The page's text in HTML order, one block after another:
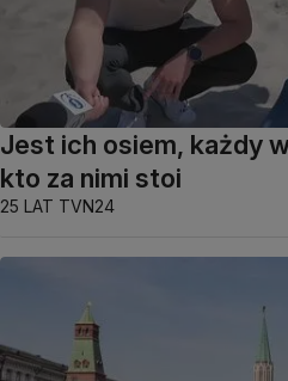
Jest ich osiem, każdy
kto za nimi stoi
25 LAT TVN24